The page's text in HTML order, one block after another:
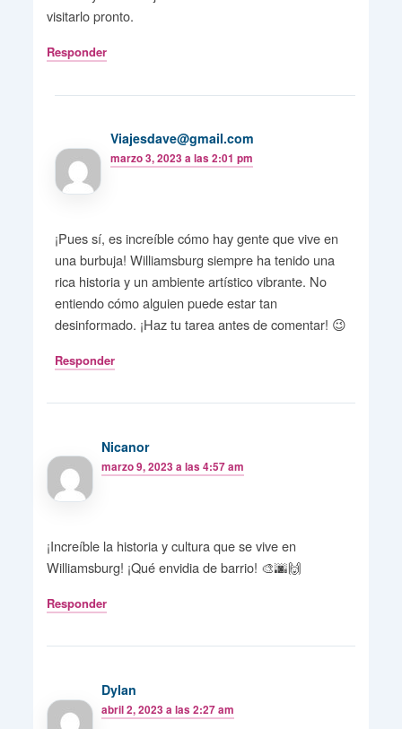
visitarlo pronto.
Responder
Viajesdave@gmail.com
marzo 3, 2023 a las 2:01 pm
¡Pues sí, es increíble cómo hay gente que vive en
una burbuja! Williamsburg siempre ha tenido una
rica historia y un ambiente artístico vibrante. No
entiendo cómo alguien puede estar tan
desinformado. ¡Haz tu tarea antes de comentar! 😉
Responder
Nicanor
marzo 9, 2023 a las 4:57 am
¡Increíble la historia y cultura que se vive en
Williamsburg! ¡Qué envidia de barrio! 🎨🌆🙌
Responder
Dylan
abril 2, 2023 a las 2:27 am